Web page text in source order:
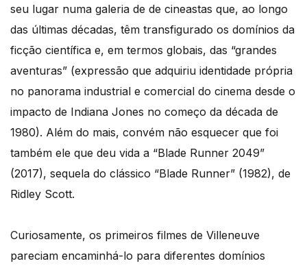
seu lugar numa galeria de de cineastas que, ao longo
das últimas décadas, têm transfigurado os domínios da
ficção científica e, em termos globais, das “grandes
aventuras” (expressão que adquiriu identidade própria
no panorama industrial e comercial do cinema desde o
impacto de Indiana Jones no começo da década de
1980). Além do mais, convém não esquecer que foi
também ele que deu vida a “Blade Runner 2049”
(2017), sequela do clássico “Blade Runner” (1982), de
Ridley Scott.
Curiosamente, os primeiros filmes de Villeneuve
pareciam encaminhá-lo para diferentes domínios